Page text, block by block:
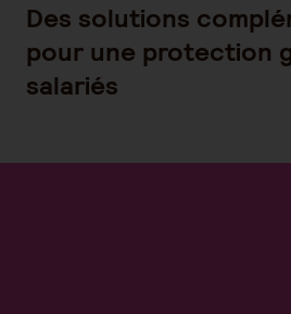
Des solutions
pour une protection
salariés